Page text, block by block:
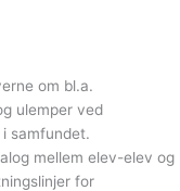
om bl.a.
ulemper ved
samfundet.
mellem elev-elev og
for